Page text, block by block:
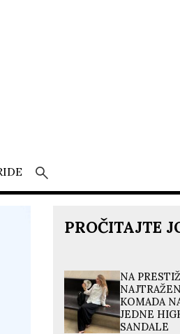
PROČITAJTE
NA
KOMADA
JEDNE
SANDALE